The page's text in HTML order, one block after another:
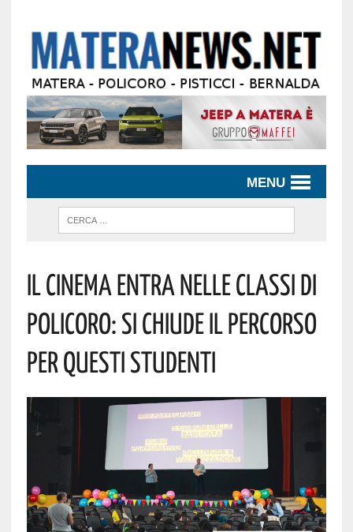
MENU
Il Cinema Entra Nelle Classi Di
Policoro: Si Chiude Il Percorso
Per Questi Studenti